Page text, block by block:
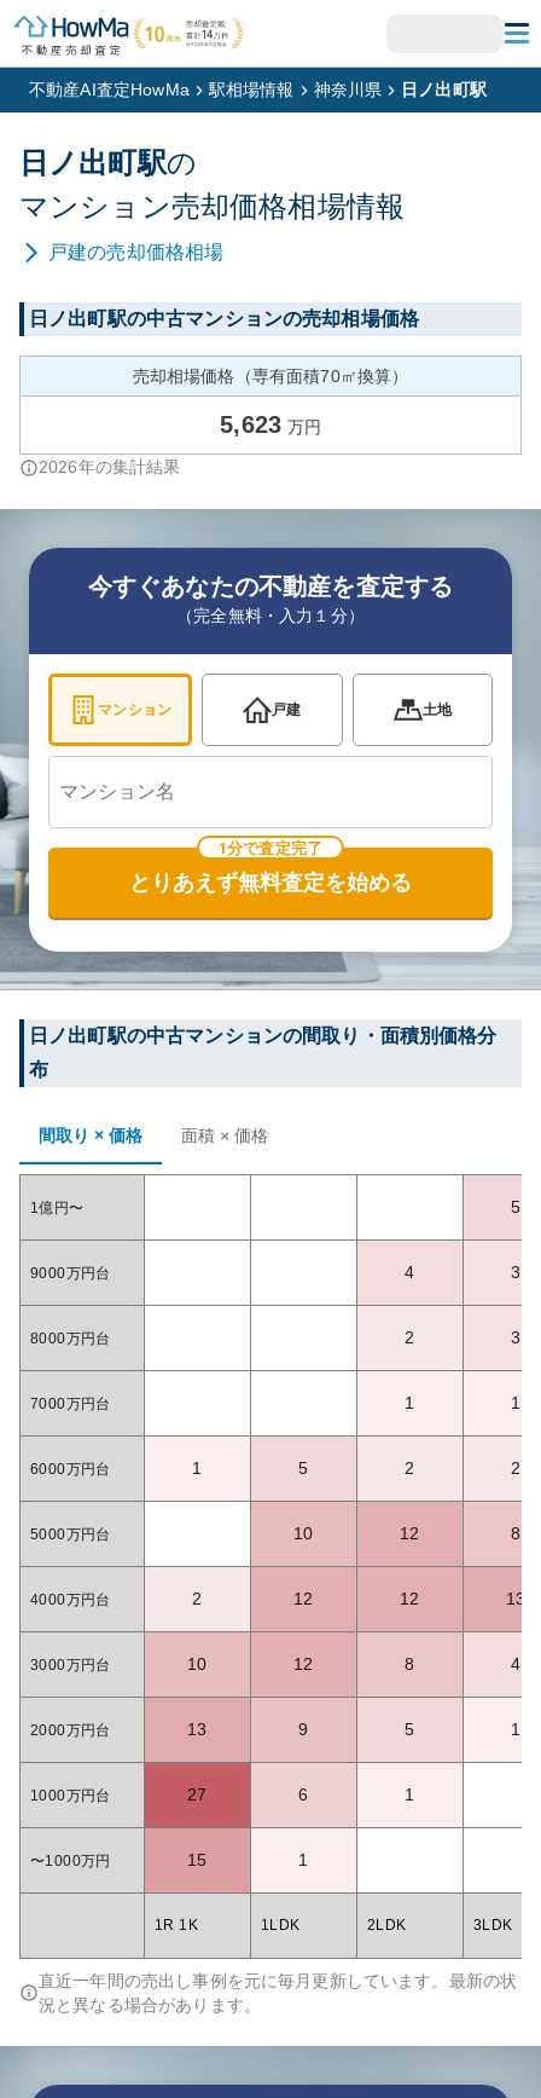
不動産AI査定HowMa 駅相場情報 神奈川県 日ノ出町駅
日ノ出町駅の
マンション売却価格相場情報
戸建の売却価格相場
日ノ出町駅の中古マンションの売却相場価格
売却相場価格（専有面積70㎡換算）
5,623 万円
2026年の集計結果
今すぐあなたの不動産を査定する
（完全無料・入力１分）
マンション 戸建 土地
1分で査定完了
とりあえず無料査定を始める
日ノ出町駅の中古マンションの間取り・面積別価格分
布
間取り × 価格 面積 × 価格
1億円〜 5
9000万円台 4 3
8000万円台 2 3
7000万円台 1 1
6000万円台 1 5 2 2
5000万円台 10 12 8
4000万円台 2 12 12 13
3000万円台 10 12 8 4
2000万円台 13 9 5 1
1000万円台 27 6 1
〜1000万円 15 1
1R 1K 1LDK 2LDK 3LDK
直近一年間の売出し事例を元に毎月更新しています。最新の状
況と異なる場合があります。